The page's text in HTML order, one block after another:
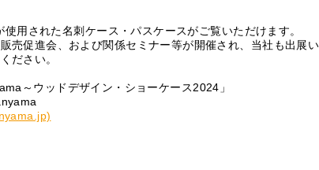
使用された名刺ケース・パスケースがご覧いただけます。
促進会、および関係セミナー等が開催され、当社も出展い
ださい。
～ウッドデザイン・ショーケース2024」